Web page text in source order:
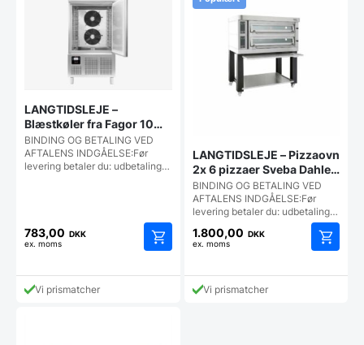
LANGTIDSLEJE –
Blæstkøler fra Fagor 10
stik, ATM-101
BINDING OG BETALING VED
AFTALENS INDGÅELSE:Før
levering betaler du: udbetaling…
783,00 DKK
ex. moms
Vi prismatcher
LANGTIDSLEJE – Pizzaovn
2x 6 pizzaer Sveba Dahlen
P602
BINDING OG BETALING VED
AFTALENS INDGÅELSE:Før
levering betaler du: udbetaling…
1.800,00 DKK
ex. moms
Vi prismatcher